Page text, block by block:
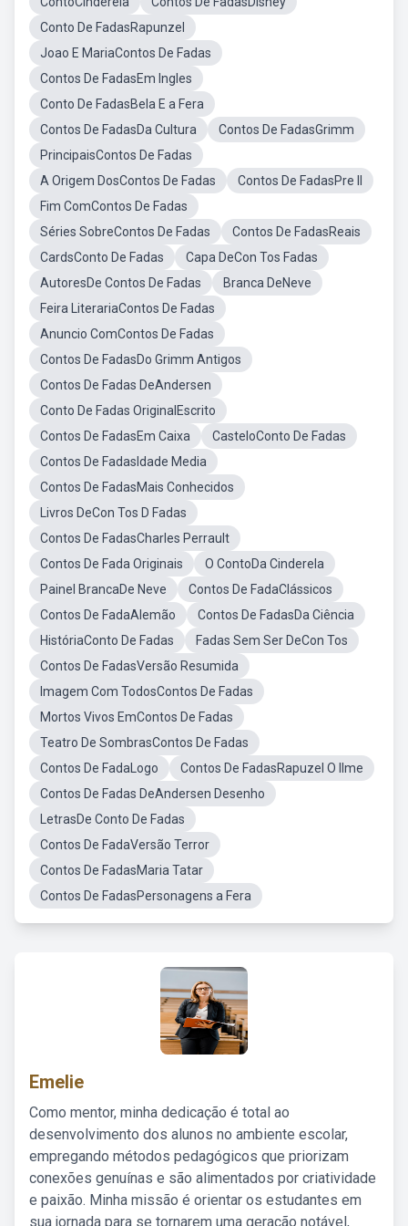
Conto De FadasRapunzel
Joao E MariaContos De Fadas
Contos De FadasEm Ingles
Conto De FadasBela E a Fera
Contos De FadasDa Cultura
Contos De FadasGrimm
PrincipaisContos De Fadas
A Origem DosContos De Fadas
Contos De FadasPre II
Fim ComContos De Fadas
Séries SobreContos De Fadas
Contos De FadasReais
CardsConto De Fadas
Capa DeCon Tos Fadas
AutoresDe Contos De Fadas
Branca DeNeve
Feira LiterariaContos De Fadas
Anuncio ComContos De Fadas
Contos De FadasDo Grimm Antigos
Contos De Fadas DeAndersen
Conto De Fadas OriginalEscrito
Contos De FadasEm Caixa
CasteloConto De Fadas
Contos De FadasIdade Media
Contos De FadasMais Conhecidos
Livros DeCon Tos D Fadas
Contos De FadasCharles Perrault
Contos De Fada Originais
O ContoDa Cinderela
Painel BrancaDe Neve
Contos De FadaClássicos
Contos De FadaAlemão
Contos De FadasDa Ciência
HistóriaConto De Fadas
Fadas Sem Ser DeCon Tos
Contos De FadasVersão Resumida
Imagem Com TodosContos De Fadas
Mortos Vivos EmContos De Fadas
Teatro De SombrasContos De Fadas
Contos De FadaLogo
Contos De FadasRapuzel O Ilme
Contos De Fadas DeAndersen Desenho
LetrasDe Conto De Fadas
Contos De FadaVersão Terror
Contos De FadasMaria Tatar
Contos De FadasPersonagens a Fera
Emelie
Como mentor, minha dedicação é total ao
desenvolvimento dos alunos no ambiente escolar,
empregando métodos pedagógicos que priorizam
conexões genuínas e são alimentados por criatividade
e paixão. Minha missão é orientar os estudantes em
sua jornada para se tornarem uma geração notável,